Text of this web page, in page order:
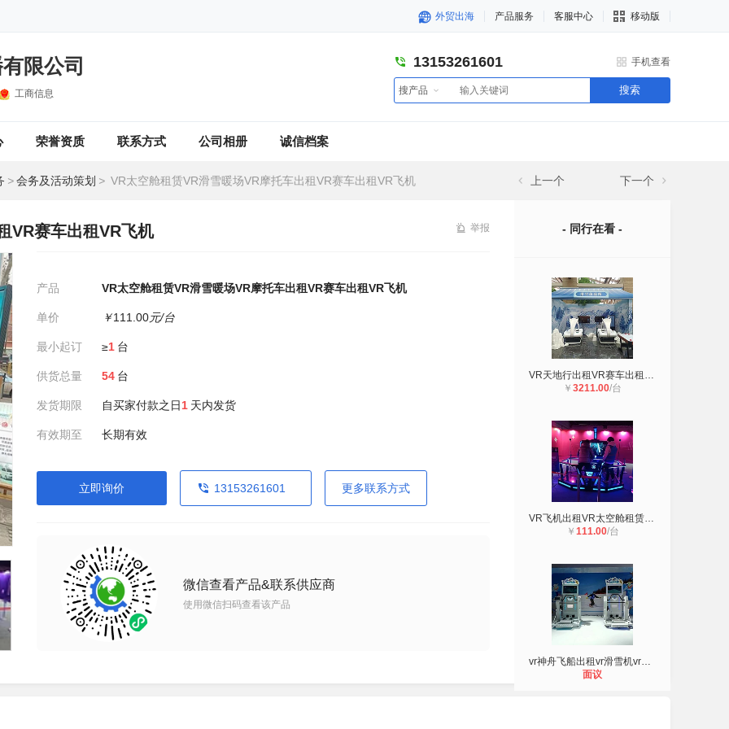
外贸出海 产品服务 客服中心 移动版
限公司
工商信息
13153261601 手机查看
搜产品 搜索
荣誉资质 联系方式 公司相册 诚信档案
>会务及活动策划 > VR太空舱租赁VR滑雪暖场VR摩托车出租VR赛车出租VR飞机 上一个 下一个
VR赛车出租VR飞机 举报
产品 VR太空舱租赁VR滑雪暖场VR摩托车出租VR赛车出租VR飞机
单价 ￥111.00元/台
最小起订 ≥1 台
供货总量 54 台
发货期限 自买家付款之日1 天内发货
有效期至 长期有效
立即询价 13153261601 更多联系方式
微信查看产品&联系供应商
使用微信扫码查看该产品
- 同行在看 -
VR天地行出租VR赛车出租VR赛车模拟器
￥ 3211.00/台
VR飞机出租VR太空舱租赁VR摩托车出租
￥ 111.00/台
vr神舟飞船出租vr滑雪机vr划船机出租
面议